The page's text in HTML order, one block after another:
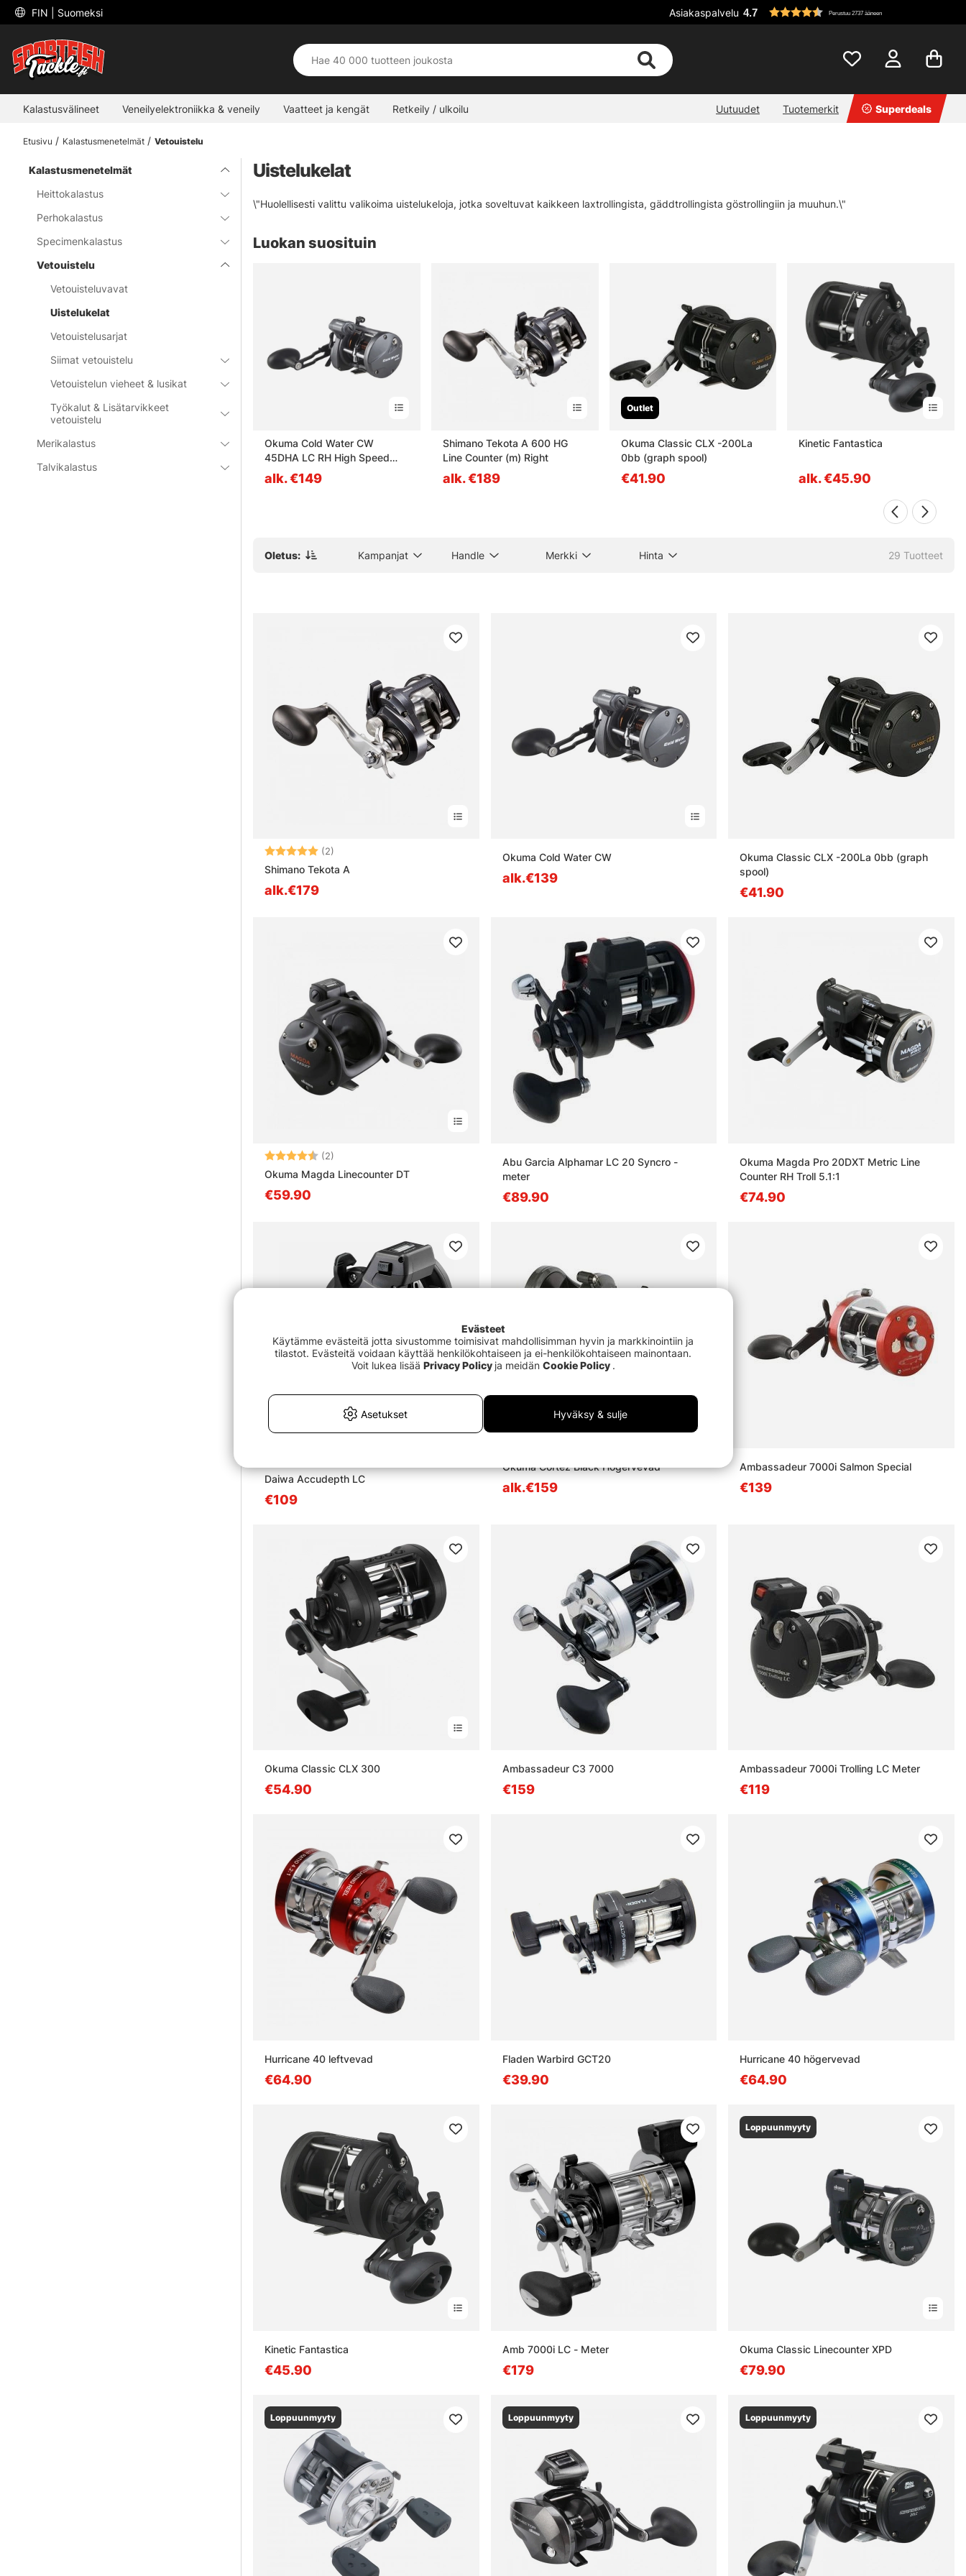
FIN | Suomeksi Asiakaspalvelu 4.7 Perustuu 2737 ääneen
Kalastusvälineet Veneilyelektroniikka & veneily Vaatteet ja kengät Retkeily / ulkoilu Uutuudet Tuotemerkit Superdeals
Etusivu Kalastusmenetelmät Vetouistelu
Kalastusmenetelmät
Heittokalastus
Perhokalastus
Specimenkalastus
Vetouistelu
Vetouisteluvavat
Uistelukelat
Vetouistelusarjat
Siimat vetouistelu
Vetouistelun vieheet & lusikat
Työkalut & Lisätarvikkeet
vetouistelu
Merikalastus
Talvikalastus
Uistelukelat
\"Huolellisesti valittu valikoima uistelukeloja, jotka soveltuvat kaikkeen laxtrollingista, gäddtrollingista göstrollingiin ja muuhun.\"
Luokan suosituin
-200La Kinetic Fantastica
Okuma Cold Water CW
45DHA LC RH High Speed
6.4:1
alk. €149
Shimano Tekota A 600 HG
Line Counter (m) Right
alk. €189
Outlet
Okuma Classic CLX -200La
0bb (graph spool)
€41.90
Kinetic Fantastica
alk. €45.90
Oletus: Kampanjat Handle Merkki Hinta 29 Tuotteet
Arvio: (2)
Shimano Tekota A
alk.€179
Okuma Cold Water CW
alk.€139
Okuma Classic CLX -200La 0bb (graph
spool)
€41.90
Arvio: (2)
Okuma Magda Linecounter DT
€59.90
Abu Garcia Alphamar LC 20 Syncro -
meter
€89.90
Okuma Magda Pro 20DXT Metric Line
Counter RH Troll 5.1:1
€74.90
Daiwa Accudepth LC
€109
Okuma Cortez Black Högervevad
alk.€159
Ambassadeur 7000i Salmon Special
€139
Okuma Classic CLX 300
€54.90
Ambassadeur C3 7000
€159
Ambassadeur 7000i Trolling LC Meter
€119
Hurricane 40 leftvevad
€64.90
Fladen Warbird GCT20
€39.90
Hurricane 40 högervevad
€64.90
Kinetic Fantastica
€45.90
Amb 7000i LC - Meter
€179
Loppuunmyyty
Okuma Classic Linecounter XPD
€79.90
Loppuunmyyty Loppuunmyyty Loppuunmyyty
Evästeet
Käytämme evästeitä jotta sivustomme toimisivat mahdollisimman hyvin ja markkinointiin ja
tilastot. Evästeitä voidaan käyttää henkilökohtaiseen ja ei-henkilökohtaiseen mainontaan.
Voit lukea lisää Privacy Policy ja meidän Cookie Policy .
Asetukset Hyväksy & sulje